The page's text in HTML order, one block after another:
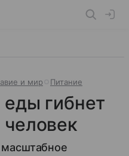
и мир Питание
гибнет